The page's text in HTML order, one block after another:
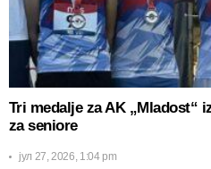
Tri medalje za AK „Mladost“
za seniore
јул 27, 2026, 1:04 pm